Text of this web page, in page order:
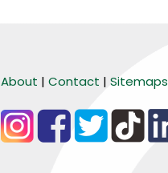
About | Contact | Sitemaps